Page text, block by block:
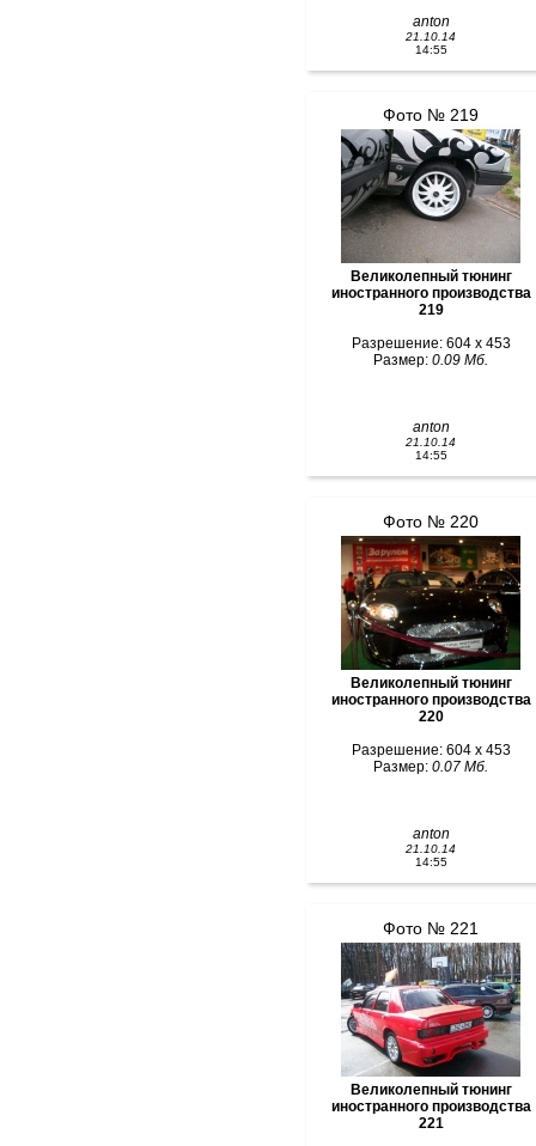
anton
21.10.14
14:55
Фото № 219
Великолепный тюнинг
иностранного производства
219
Разрешение: 604 x 453
Размер: 0.09 Мб.
anton
21.10.14
14:55
Фото № 220
Великолепный тюнинг
иностранного производства
220
Разрешение: 604 x 453
Размер: 0.07 Мб.
anton
21.10.14
14:55
Фото № 221
Великолепный тюнинг
иностранного производства
221